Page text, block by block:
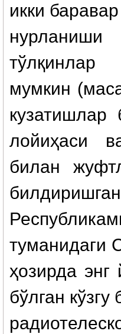
икки
тўлқинлар
мумкин
кузатишлар
лойиҳаси
билан
туманидаги
ҳозирда
бўлган